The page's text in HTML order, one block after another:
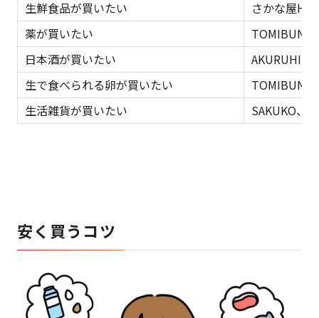
生鮮食品が買いたい
さかな屋
薬が買いたい
TOMIBUN
日本酒が買いたい
AKURUHI
生で食べられる卵が買いたい
TOMIBUN
生活雑貨が買いたい
SAKUKO、
安く買うコツ